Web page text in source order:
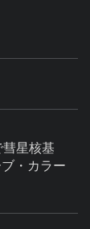
星核基
・カラー